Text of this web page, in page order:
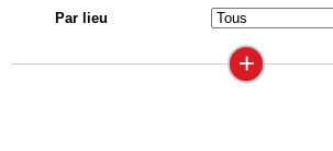
Par lieu
+